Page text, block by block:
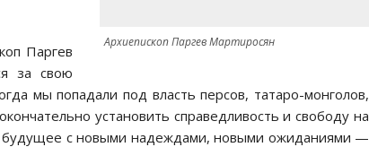
Архиепископ Паргев Мартиросян
Паргев
за свою
мы попадали под власть персов, татаро-монголов,
установить справедливость и свободу на
с новыми надеждами, новыми ожиданиями —